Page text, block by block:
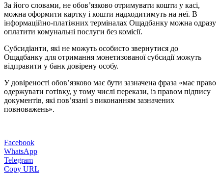
За його словами, не обов’язково отримувати кошти у касі,
можна оформити картку і кошти надходитимуть на неї. В
інформаційно-платіжних терміналах Ощадбанку можна одразу
оплатити комунальні послуги без комісії.
Субсидіанти, які не можуть особисто звернутися до
Ощадбанку для отримання монетизованої субсидії можуть
відправити у банк довірену особу.
У довіреності обов’язково має бути зазначена фраза «має право
одержувати готівку, у тому числі перекази, із правом підпису
документів, які пов’язані з виконанням зазначених
повноважень».
Facebook
WhatsApp
Telegram
Copy URL